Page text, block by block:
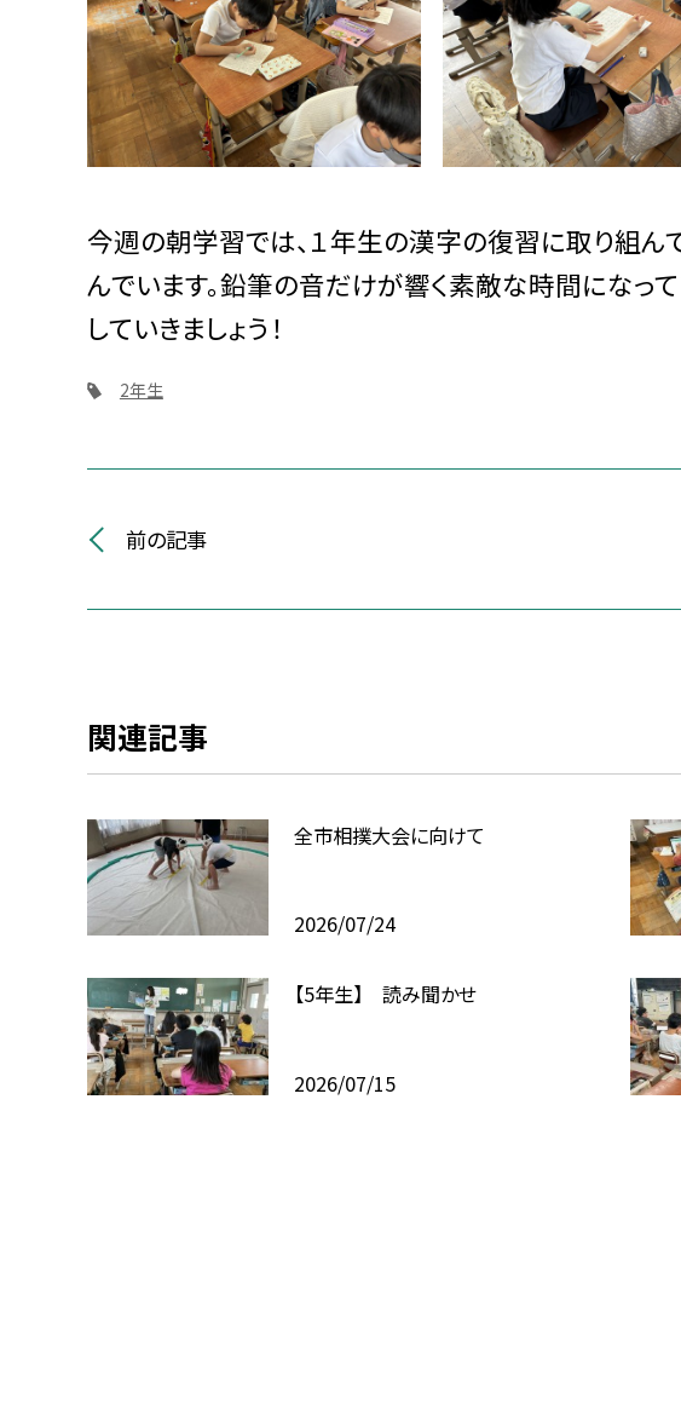
今週の朝学習では、１年生の漢字の復習に取り組ん
んでいます。鉛筆の音だけが響く素敵な時間になっ
していきましょう！
2年生
前の記事
関連記事
全市相撲大会に向けて
2026/07/24
【5年生】 読み聞かせ
2026/07/15